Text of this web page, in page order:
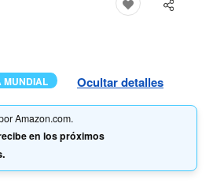
MUNDIAL Ocultar detalles
Amazon.com.
en los próximos